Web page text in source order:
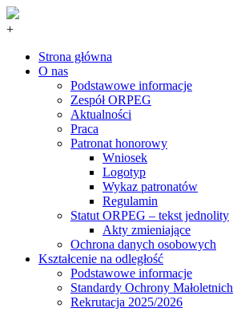
+
Strona główna
O nas
Podstawowe informacje
Zespół ORPEG
Aktualności
Praca
Patronat honorowy
Wniosek
Logotyp
Wykaz patronatów
Regulamin
Statut ORPEG – tekst jednolity
Akty zmieniające
Ochrona danych osobowych
Kształcenie na odległość
Podstawowe informacje
Standardy Ochrony Małoletnich
Rekrutacja 2025/2026